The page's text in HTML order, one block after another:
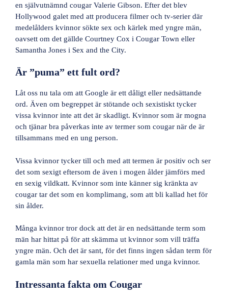
en självutnämnd cougar Valerie Gibson. Efter det blev
Hollywood galet med att producera filmer och tv-serier där
medelålders kvinnor sökte sex och kärlek med yngre män,
oavsett om det gällde Courtney Cox i Cougar Town eller
Samantha Jones i Sex and the City.
Är ”puma” ett fult ord?
Låt oss nu tala om att Google är ett dåligt eller nedsättande
ord. Även om begreppet är stötande och sexistiskt tycker
vissa kvinnor inte att det är skadligt. Kvinnor som är mogna
och tjänar bra påverkas inte av termer som cougar när de är
tillsammans med en ung person.
Vissa kvinnor tycker till och med att termen är positiv och ser
det som sexigt eftersom de även i mogen ålder jämförs med
en sexig vildkatt. Kvinnor som inte känner sig kränkta av
cougar tar det som en komplimang, som att bli kallad het för
sin ålder.
Många kvinnor tror dock att det är en nedsättande term som
män har hittat på för att skämma ut kvinnor som vill träffa
yngre män. Och det är sant, för det finns ingen sådan term för
gamla män som har sexuella relationer med unga kvinnor.
Intressanta fakta om Cougar